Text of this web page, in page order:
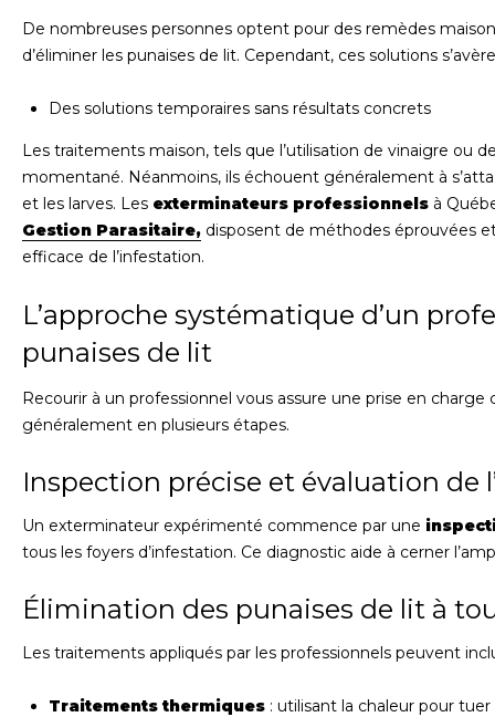
De nombreuses personnes optent pour des remèdes
d’éliminer les punaises de lit. Cependant, ces solutions
Des solutions temporaires sans résultats concrets
Les traitements maison, tels que l’utilisation de vinaigre ou
momentané. Néanmoins, ils échouent généralement à
et les larves. Les exterminateurs professionnels à
Gestion Parasitaire, disposent de méthodes éprouvées
efficace de l’infestation.
L’approche systématique d’un
punaises de lit
Recourir à un professionnel vous assure une prise en
généralement en plusieurs étapes.
Inspection précise et évaluation de
Un exterminateur expérimenté commence par une
tous les foyers d’infestation. Ce diagnostic aide à cerner
Élimination des punaises de lit à
Les traitements appliqués par les professionnels peuvent
Traitements thermiques : utilisant la chaleur pour